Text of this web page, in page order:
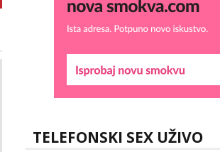
TELEFONSKI SEX UŽIVO
Maja
Tel:064/677-677 - Kod: #04
tel:0,93€ - mob:1,12€ min